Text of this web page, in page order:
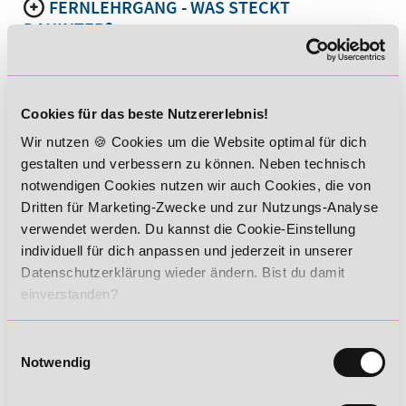
Cookies für das beste Nutzererlebnis!
Wir nutzen 🍪 Cookies um die Website optimal für dich
gestalten und verbessern zu können. Neben technisch
notwendigen Cookies nutzen wir auch Cookies, die von
Dritten für Marketing-Zwecke und zur Nutzungs-Analyse
verwendet werden. Du kannst die Cookie-Einstellung
individuell für dich anpassen und jederzeit in unserer
Datenschutzerklärung wieder ändern. Bist du damit
einverstanden?
Notwendig
FERNLEHRGANG - WAS STECKT
DAHINTER?
LEHRPLAN
ABLAUF UND INHALTE IM DETAIL
DEIN ZERTIFIKAT
Du erwirbst eine hochwertige Qualifikation, die dir viele
Türen öffnen kann:
Zertifikat mit unbegrenzter Gültigkeit
anerkannt bei vielen Arbeitgebern, Vereinen und